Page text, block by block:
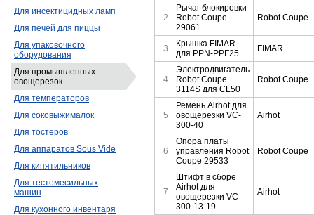
2
Рычаг блокировки
Robot Coupe
29061
Robot Coupe
3
Крышка FIMAR
для PPN-PPF25
FIMAR
4
Электродвигатель
Robot Coupe
3114S для CL50
Robot Coupe
5
Ремень Airhot для
овощерезки VC-
300-40
Airhot
6
Опора платы
управления Robot
Coupe 29533
Robot Coupe
7
Штифт в сборе
Airhot для
овощерезки VC-
300-13-19
Airhot
Для инсектицидных ламп
Для печей для пиццы
Для упаковочного
оборудования
Для промышленных
овощерезок
Для температоров
Для соковыжималок
Для тостеров
Для аппаратов Sous Vide
Для кипятильников
Для тестомесильных
машин
Для кухонного инвентаря